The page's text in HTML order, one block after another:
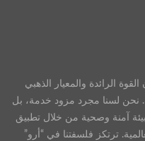
القوة الرائدة والمعيار الذهبي
نحن لسنا مجرد مزود خدمة، بل
آمنة وصحية من خلال تطبيق
ترتكز فلسفتنا في “أرو”